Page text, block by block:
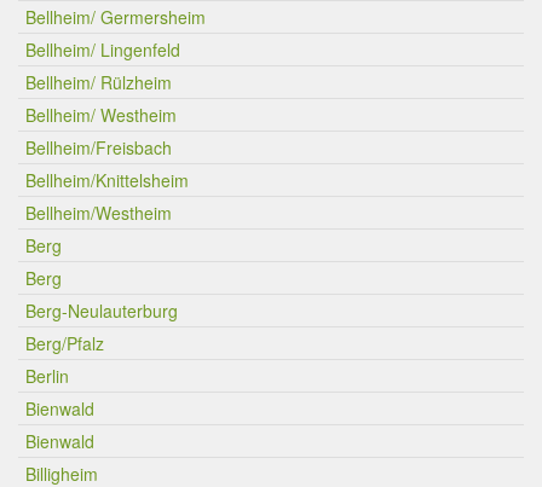
Bellheim/ Germersheim
Bellheim/ Lingenfeld
Bellheim/ Rülzheim
Bellheim/ Westheim
Bellheim/Freisbach
Bellheim/Knittelsheim
Bellheim/Westheim
Berg
Berg
Berg-Neulauterburg
Berg/Pfalz
Berlin
Bienwald
Bienwald
Billigheim